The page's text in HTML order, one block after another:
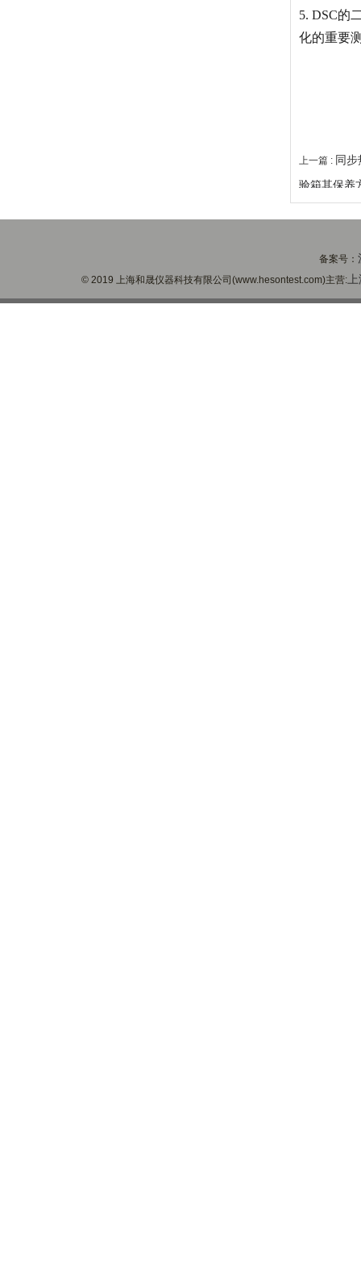
5. DSC的
化的重要
上一篇 : 同步
验箱其保养
备案号：
© 2019 上海和晟仪器科技有限公司(www.hesontest.com)主营:上